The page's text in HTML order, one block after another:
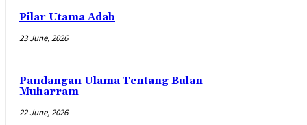
Pilar Utama Adab
23 June, 2026
Pandangan Ulama Tentang Bulan
Muharram
22 June, 2026